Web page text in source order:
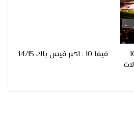
لفيفا 10
فيفا 10 : اكبر فيس باك 14/15